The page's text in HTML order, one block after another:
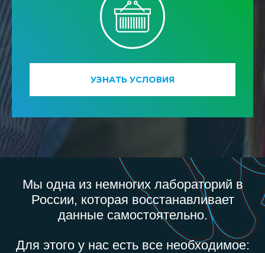
УЗНАТЬ УСЛОВИЯ
Мы одна из немногих лабораторий в
России, которая восстанавливает
данные самостоятельно.
Для этого у нас есть все необходимое: